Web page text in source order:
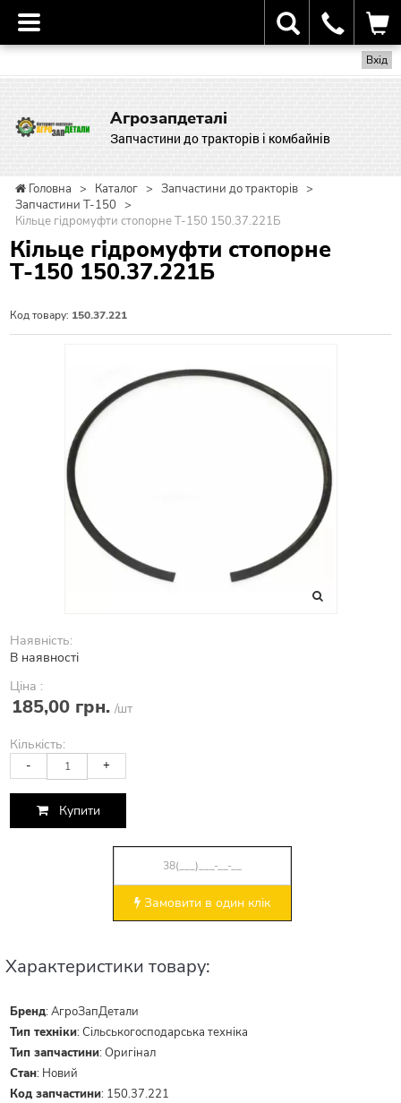
Вхід
Агрозапдеталі
Запчастини до тракторів і комбайнів
Головна > Каталог > Запчастини до тракторів >
Запчастини Т-150 >
Кільце гідромуфти стопорне Т-150 150.37.221Б
Кільце гідромуфти стопорне
Т-150 150.37.221Б
Код товару: 150.37.221
Наявність:
В наявності
Ціна :
185,00 грн. /шт
Кількість:
- +
Купити
Замовити в один клік
Характеристики товару:
Бренд:АгроЗапДетали
Тип техніки:Сільськогосподарська техніка
Тип запчастини:Оригінал
Стан: Новий
Код запчастини: 150.37.221